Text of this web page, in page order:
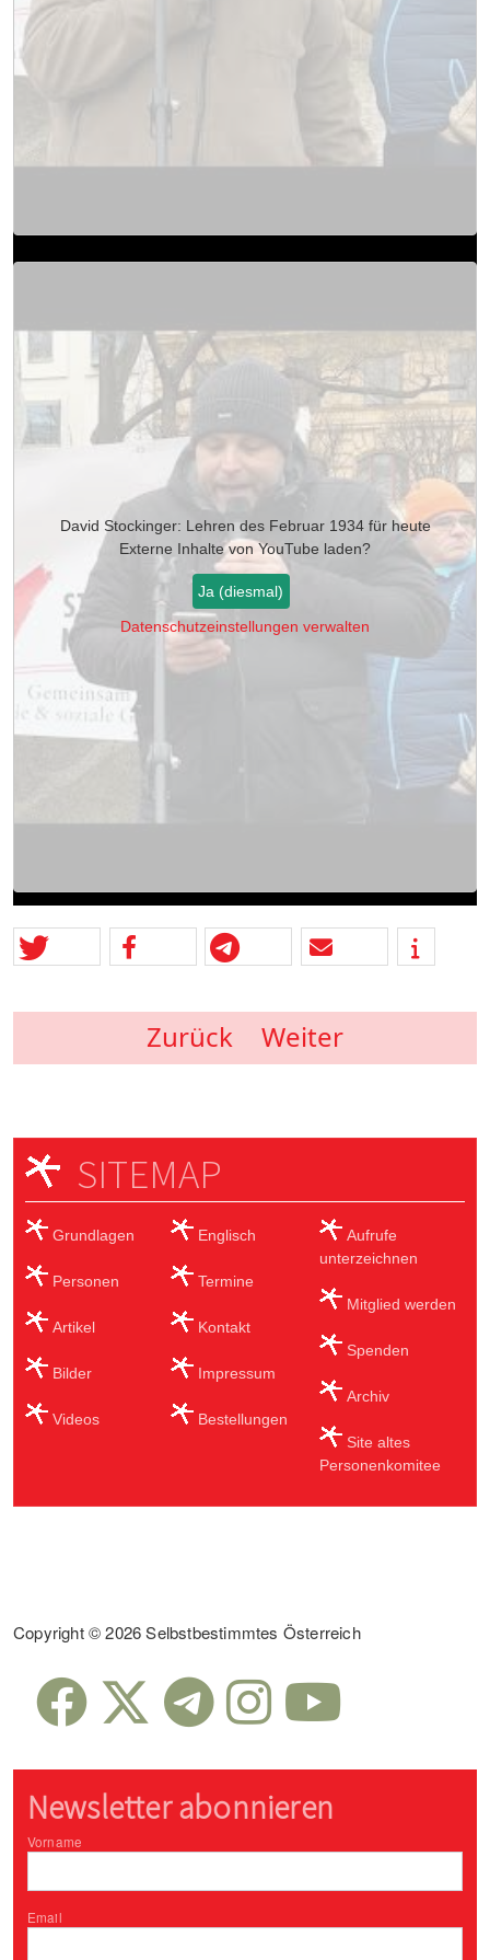
David Stockinger: Lehren des Februar 1934 für heute
Externe Inhalte von YouTube laden?
Ja (diesmal)
Datenschutzeinstellungen verwalten
Zurück Weiter
SITEMAP
Grundlagen
Personen
Artikel
Bilder
Videos
Englisch
Termine
Kontakt
Impressum
Bestellungen
Aufrufe
unterzeichnen
Mitglied werden
Spenden
Archiv
Site altes
Personenkomitee
Copyright © 2026 Selbstbestimmtes Österreich
Newsletter abonnieren
Vorname
Email